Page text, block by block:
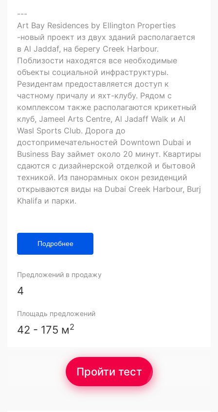
---
Art Bay Residences by Ellington Properties
-новый проект из двух зданий располагается
в Al Jaddaf, на берегу Creek Harbour.
Поблизости находятся все необходимые
объекты социальной инфраструктуры.
Резидентам предоставляется доступ к
частному причалу и яхт-клубу. Рядом с
комплексом также располагаются крикетный
клуб, Jameel Arts Centre, Al Jadaff Walk и Al
Wasl Sports Club. Дорога до
достопримечательностей Downtown Dubai и
Business Bay займет около 20 минут. Квартиры
сдаются с дизайнерской отделкой и бытовой
техникой. Из панорамных окон резиденций
открываются виды на Dubai Creek Harbour, Burj
Khalifa и парки.
Подробнее
Предложений в продажу
4
Площадь предложений
42 - 175 м2
Пройти тест